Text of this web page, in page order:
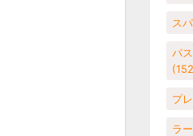
ス
パ
プ
ラ